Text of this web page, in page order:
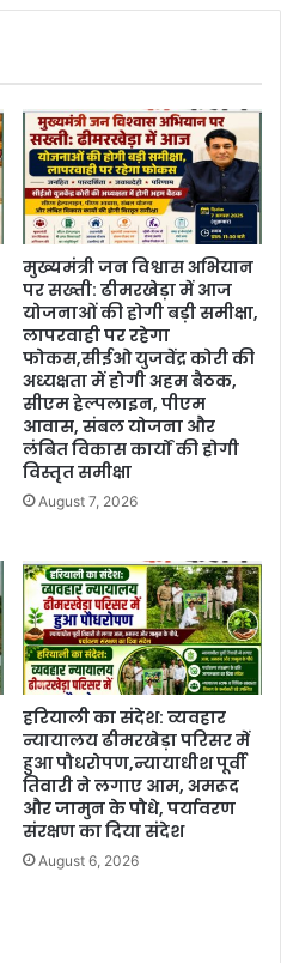
मुख्यमंत्री जन विश्वास अभियान
पर सख्ती: ढीमरखेड़ा में आज
योजनाओं की होगी बड़ी समीक्षा,
लापरवाही पर रहेगा
फोकस,सीईओ युजवेंद्र कोरी की
अध्यक्षता में होगी अहम बैठक,
सीएम हेल्पलाइन, पीएम
आवास, संबल योजना और
लंबित विकास कार्यों की होगी
विस्तृत समीक्षा
August 7, 2026
हरियाली का संदेश: व्यवहार
न्यायालय ढीमरखेड़ा परिसर में
हुआ पौधरोपण,न्यायाधीश पूर्वी
तिवारी ने लगाए आम, अमरूद
और जामुन के पौधे, पर्यावरण
संरक्षण का दिया संदेश
August 6, 2026